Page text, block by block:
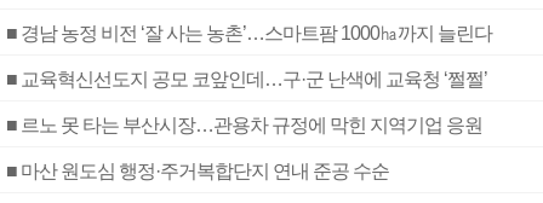
■ 경남 농정 비전 ‘잘 사는 농촌’…스마트팜 1000㏊까지 늘린다
■ 교육혁신선도지 공모 코앞인데…구·군 난색에 교육청 ‘쩔쩔’
■ 르노 못 타는 부산시장…관용차 규정에 막힌 지역기업 응원
■ 마산 원도심 행정·주거복합단지 연내 준공 수순